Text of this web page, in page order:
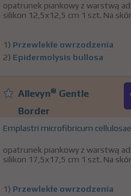
opatrunek piankowy z warstwą
silikon 12,5x12,5 cm 1 szt. Na
1) Przewlekłe owrzodzenia
2) Epidermolysis bullosa
Allevyn® Gentle
Border
Emplastri microfibricum cellulosae
opatrunek piankowy z warstwą
silikon 17,5x17,5 cm 1 szt. Na
1) Przewlekłe owrzodzenia